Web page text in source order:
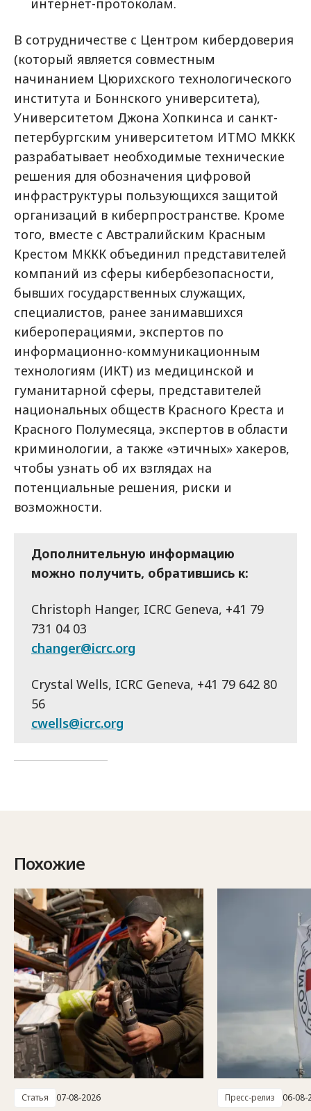
интернет-протоколам.
В сотрудничестве с Центром кибердоверия
(который является совместным
начинанием Цюрихского технологического
института и Боннского университета),
Университетом Джона Хопкинса и санкт-
петербургским университетом ИТМО МККК
разрабатывает необходимые технические
решения для обозначения цифровой
инфраструктуры пользующихся защитой
организаций в киберпространстве. Кроме
того, вместе с Австралийским Красным
Крестом МККК объединил представителей
компаний из сферы кибербезопасности,
бывших государственных служащих,
специалистов, ранее занимавшихся
кибероперациями, экспертов по
информационно-коммуникационным
технологиям (ИКТ) из медицинской и
гуманитарной сферы, представителей
национальных обществ Красного Креста и
Красного Полумесяца, экспертов в области
криминологии, а также «этичных» хакеров,
чтобы узнать об их взглядах на
потенциальные решения, риски и
возможности.
Дополнительную информацию
можно получить, обратившись к:
Christoph Hanger, ICRC Geneva, +41 79
731 04 03
changer@icrc.org
Crystal Wells, ICRC Geneva, +41 79 642 80
56
cwells@icrc.org
Похожие
Статья 07-08-2026 Пресс-релиз 06-08-